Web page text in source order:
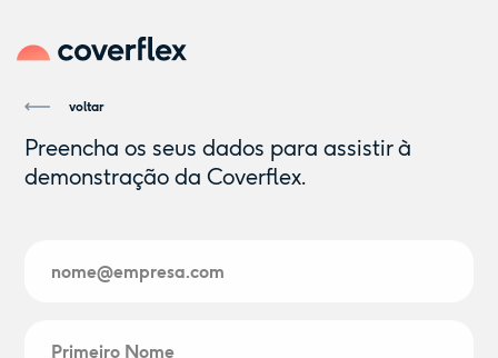
voltar
Preencha os seus dados para assistir à
demonstração da Coverflex.